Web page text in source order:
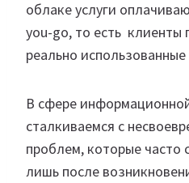
облаке услуги
you-go, то есть клиенты
реально использованные
В сфере
сталкиваемся с
проблем, которые часто
лишь после